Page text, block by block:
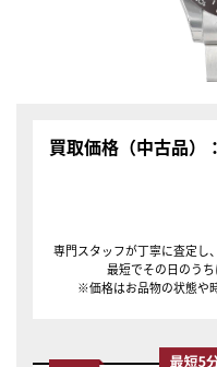
買取価格（中古品）：
専門スタッフが丁寧に査定し
最短でその日のうち
※価格はお品物の状態や